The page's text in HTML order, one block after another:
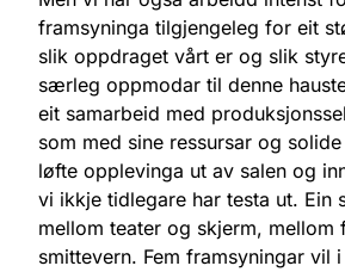
framsyninga tilgjengeleg for eit
slik oppdraget vårt er og slik
særleg oppmodar til denne
eit samarbeid med
som med sine ressursar og
løfte opplevinga ut av salen og
vi ikkje tidlegare har testa ut. Ein
mellom teater og skjerm, mellom
smittevern. Fem framsyningar vil